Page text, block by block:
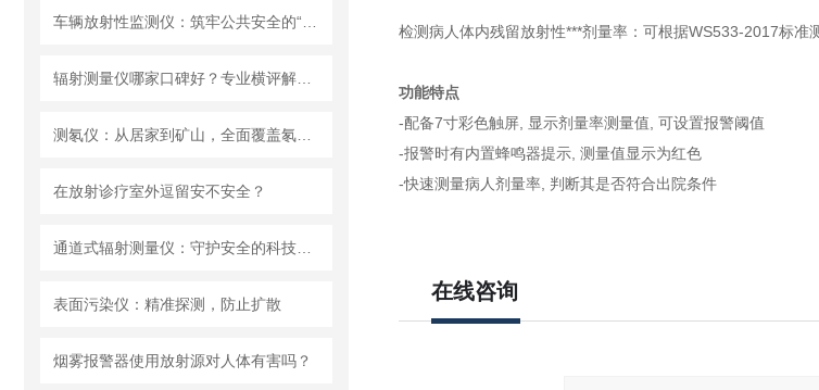
在放射诊疗室外逗留安不安全？
表面污染仪：精准探测，防止扩散
烟雾报警器使用放射源对人体有害吗？
检测病人体内残留放射性***剂量率：可根据WS533-2017标准
功能特点
-配备7寸彩色触屏, 显示剂量率测量值, 可设置报警阈值
-报警时有内置蜂鸣器提示, 测量值显示为红色
-快速测量病人剂量率, 判断其是否符合出院条件
在线咨询